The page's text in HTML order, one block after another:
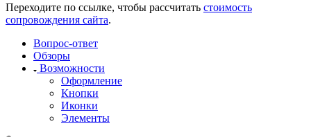
Переходите по ссылке, чтобы рассчитать стоимость
сопровождения сайта.
Вопрос-ответ
Обзоры
Возможности
Оформление
Кнопки
Иконки
Элементы